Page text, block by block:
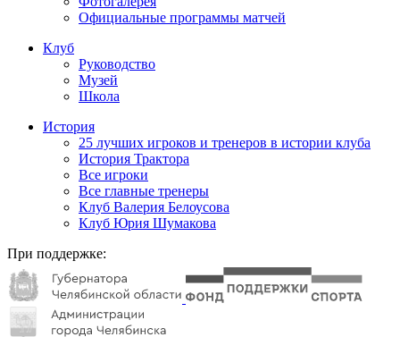
Официальные программы матчей
Клуб
Руководство
Музей
Школа
История
25 лучших игроков и тренеров в истории клуба
История Трактора
Все игроки
Все главные тренеры
Клуб Валерия Белоусова
Клуб Юрия Шумакова
При поддержке: